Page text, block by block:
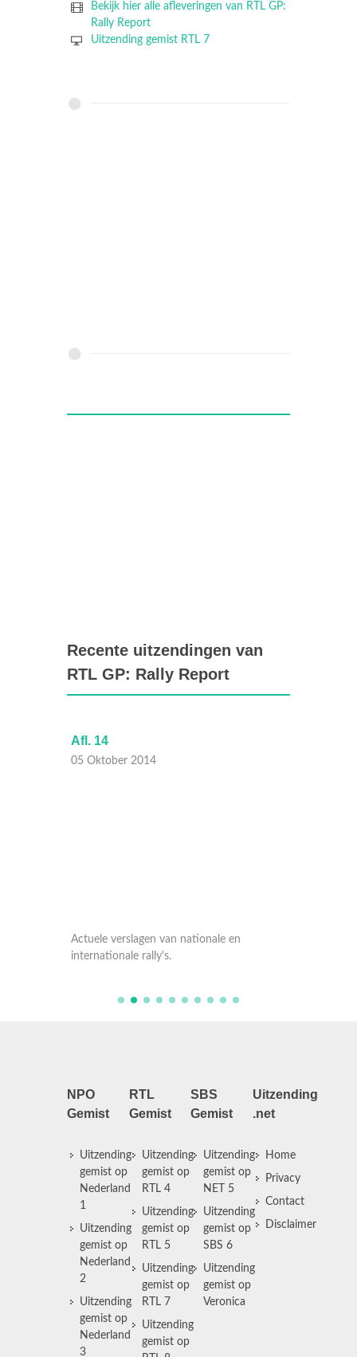
Bekijk hier alle afleveringen van RTL GP:
Rally Report
Uitzending gemist RTL 7
Recente uitzendingen van
RTL GP: Rally Report
Afl. 14
05 Oktober 2014
Actuele verslagen van nationale en
internationale rally's.
NPO
Gemist
Uitzending
gemist op
Nederland
1
Uitzending
gemist op
Nederland
2
Uitzending
gemist op
Nederland
3
RTL
Gemist
Uitzending
gemist op
RTL 4
Uitzending
gemist op
RTL 5
Uitzending
gemist op
RTL 7
Uitzending
gemist op
SBS
Gemist
Uitzending
gemist op
NET 5
Uitzending
gemist op
SBS 6
Uitzending
gemist op
Veronica
Uitzending
.net
Home
Privacy
Contact
Disclaimer